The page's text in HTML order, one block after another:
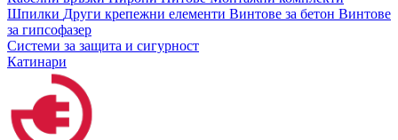
Шпилки Други крепежни елементи Винтове за бетон Винтове
за гипсофазер
Системи за защита и сигурност
Катинари